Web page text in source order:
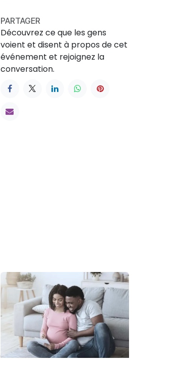
PARTAGER
Découvrez ce que les gens
voient et disent à propos de cet
événement et rejoignez la
conversation.